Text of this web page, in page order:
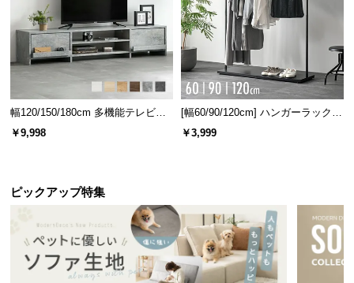
幅120/150/180cm 多機能テレビボ
ード 木目/石目調 オープン収納・
引き出し収納付き
￥9,998
[幅60/90/120cm] ハンガーラック
スチール 4段階高さ調節 サイドフ
ック オープンラック シンプル
￥3,999
ピックアップ特集